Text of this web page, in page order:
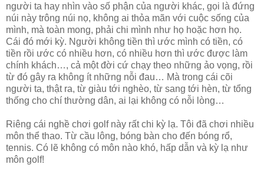
người ta hay nhìn vào số phận của người khác, gọi là đứng
núi này trông núi nọ, không ai thỏa mãn với cuộc sống của
mình, mà toàn mong, phải chi mình như họ hoặc hơn họ.
Cái đó mới kỳ. Người không tiền thì ước mình có tiền, có
tiền rồi ước có nhiều hơn, có nhiều hơn thì ước được làm
chính khách…, cả một đời cứ chạy theo những ảo vọng, rồi
từ đó gây ra không ít những nỗi đau… Mà trong cái cõi
người ta, thật ra, từ giàu tới nghèo, từ sang tới hèn, từ tổng
thống cho chí thường dân, ai lại không có nỗi lòng…
Riêng cái nghề chơi golf này rất chi kỳ lạ. Tôi đã chơi nhiều
môn thể thao. Từ cầu lông, bóng bàn cho đến bóng rổ,
tennis. Có lẽ không có môn nào khó, hấp dẫn và kỳ lạ như
môn golf!